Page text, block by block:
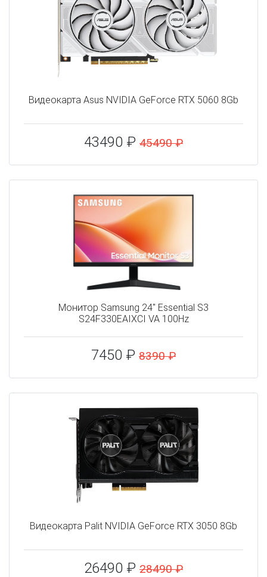
Видеокарта Asus NVIDIA GeForce RTX 5060 8Gb
43490 ₽ 45490 ₽
Монитор Samsung 24" Essential S3
S24F330EAIXCI VA 100Hz
7450 ₽ 8390 ₽
Видеокарта Palit NVIDIA GeForce RTX 3050 8Gb
26490 ₽ 28490 ₽